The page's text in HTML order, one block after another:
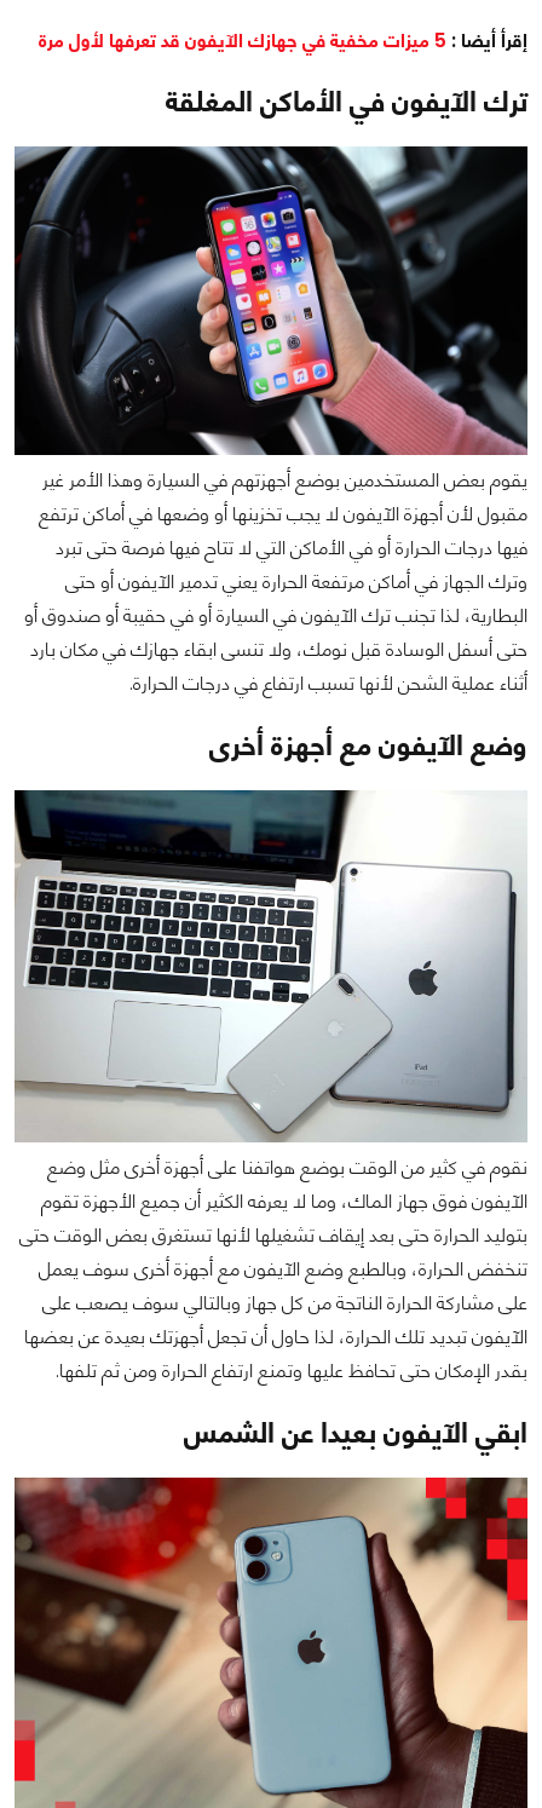
إقرأ أيضا : 5 ميزات مخفية في جهازك الآيفون قد تعرفها لأول مرة
ترك الآيفون في الأماكن المغلقة
يقوم بعض المستخدمين بوضع أجهزتهم في السيارة وهذا الأمر غير
مقبول لأن أجهزة الآيفون لا يجب تخزينها أو وضعها في أماكن ترتفع
فيها درجات الحرارة أو في الأماكن التي لا تتاح فيها فرصة حتى تبرد
وترك الجهاز في أماكن مرتفعة الحرارة يعني تدمير الآيفون أو حتى
البطارية، لذا تجنب ترك الآيفون في السيارة أو في حقيبة أو صندوق أو
حتى أسفل الوسادة قبل نومك، ولا تنسى ابقاء جهازك في مكان بارد
أثناء عملية الشحن لأنها تسبب ارتفاع في درجات الحرارة.
وضع الآيفون مع أجهزة أخرى
نقوم في كثير من الوقت بوضع هواتفنا على أجهزة أخرى مثل وضع
الآيفون فوق جهاز الماك، وما لا يعرفه الكثير أن جميع الأجهزة تقوم
بتوليد الحرارة حتى بعد إيقاف تشغيلها لأنها تستغرق بعض الوقت حتى
تنخفض الحرارة، وبالطبع وضع الآيفون مع أجهزة أخرى سوف يعمل
على مشاركة الحرارة الناتجة من كل جهاز وبالتالي سوف يصعب على
الآيفون تبديد تلك الحرارة، لذا حاول أن تجعل أجهزتك بعيدة عن بعضها
بقدر الإمكان حتى تحافظ عليها وتمنع ارتفاع الحرارة ومن ثم تلفها.
ابقي الآيفون بعيدا عن الشمس